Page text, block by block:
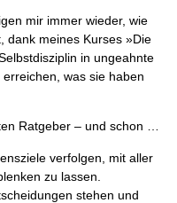
mir immer wieder, wie
dank meines Kurses »Die
in ungeahnte
was sie haben
Ratgeber – und schon …
verfolgen, mit aller
zu lassen.
stehen und